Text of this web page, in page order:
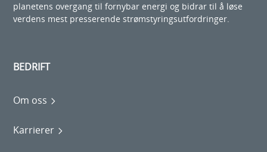
planetens overgang til fornybar energi og bidrar til å løse
verdens mest presserende strømstyringsutfordringer.
BEDRIFT
Om oss
Karrierer